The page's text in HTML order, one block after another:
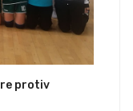
protiv